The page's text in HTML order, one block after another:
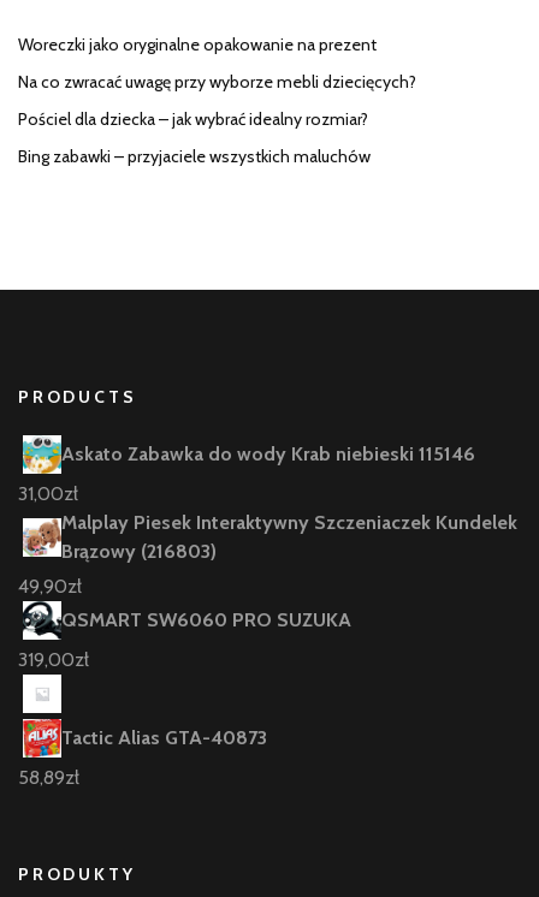
Woreczki jako oryginalne opakowanie na prezent
Na co zwracać uwagę przy wyborze mebli dziecięcych?
Pościel dla dziecka – jak wybrać idealny rozmiar?
Bing zabawki – przyjaciele wszystkich maluchów
PRODUCTS
Askato Zabawka do wody Krab niebieski 115146
31,00zł
Malplay Piesek Interaktywny Szczeniaczek Kundelek
Brązowy (216803)
49,90zł
QSMART SW6060 PRO SUZUKA
319,00zł
Tactic Alias GTA-40873
58,89zł
PRODUKTY